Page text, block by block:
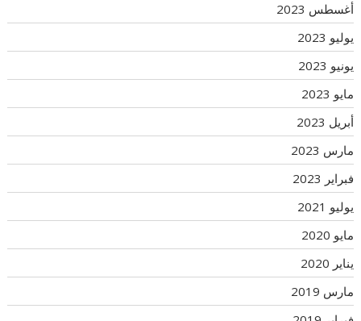
أغسطس 2023
يوليو 2023
يونيو 2023
مايو 2023
أبريل 2023
مارس 2023
فبراير 2023
يوليو 2021
مايو 2020
يناير 2020
مارس 2019